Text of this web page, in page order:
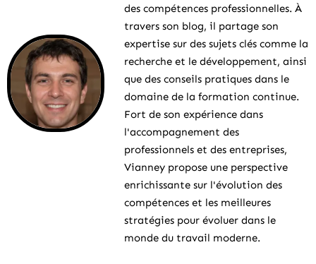
des compétences professionnelles. À
travers son blog, il partage son
expertise sur des sujets clés comme la
recherche et le développement, ainsi
que des conseils pratiques dans le
domaine de la formation continue.
Fort de son expérience dans
l'accompagnement des
professionnels et des entreprises,
Vianney propose une perspective
enrichissante sur l'évolution des
compétences et les meilleures
stratégies pour évoluer dans le
monde du travail moderne.